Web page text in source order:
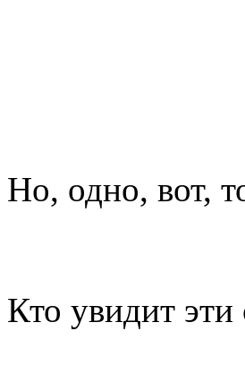
Но, одно, вот,
Кто увидит эти